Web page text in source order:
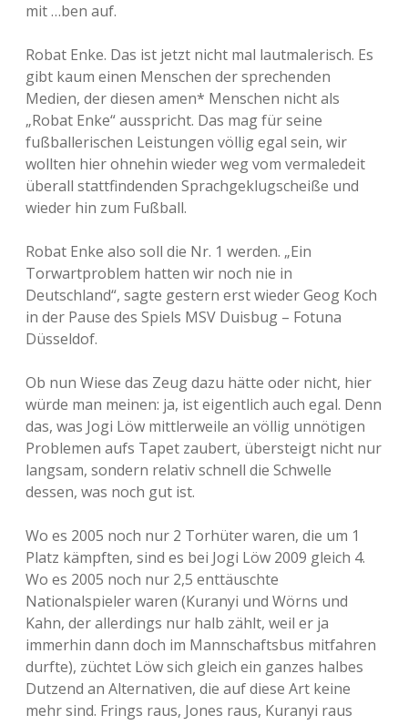
mit …ben auf.
Robat Enke. Das ist jetzt nicht mal lautmalerisch. Es
gibt kaum einen Menschen der sprechenden
Medien, der diesen amen* Menschen nicht als
„Robat Enke“ ausspricht. Das mag für seine
fußballerischen Leistungen völlig egal sein, wir
wollten hier ohnehin wieder weg vom vermaledeit
überall stattfindenden Sprachgeklugscheiße und
wieder hin zum Fußball.
Robat Enke also soll die Nr. 1 werden. „Ein
Torwartproblem hatten wir noch nie in
Deutschland“, sagte gestern erst wieder Geog Koch
in der Pause des Spiels MSV Duisbug – Fotuna
Düsseldof.
Ob nun Wiese das Zeug dazu hätte oder nicht, hier
würde man meinen: ja, ist eigentlich auch egal. Denn
das, was Jogi Löw mittlerweile an völlig unnötigen
Problemen aufs Tapet zaubert, übersteigt nicht nur
langsam, sondern relativ schnell die Schwelle
dessen, was noch gut ist.
Wo es 2005 noch nur 2 Torhüter waren, die um 1
Platz kämpften, sind es bei Jogi Löw 2009 gleich 4.
Wo es 2005 noch nur 2,5 enttäuschte
Nationalspieler waren (Kuranyi und Wörns und
Kahn, der allerdings nur halb zählt, weil er ja
immerhin dann doch im Mannschaftsbus mitfahren
durfte), züchtet Löw sich gleich ein ganzes halbes
Dutzend an Alternativen, die auf diese Art keine
mehr sind. Frings raus, Jones raus, Kuranyi raus